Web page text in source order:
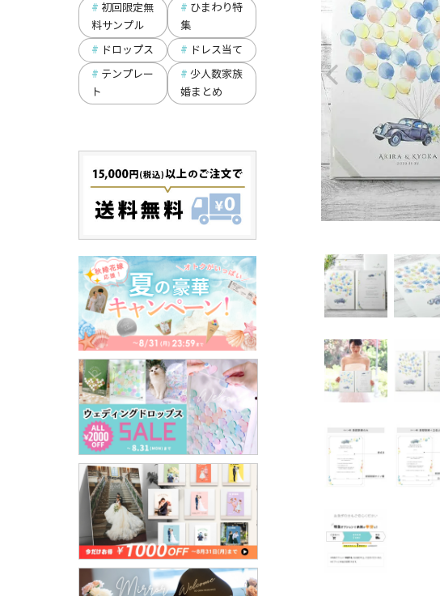
初回限定無
料サンプル
ひまわり特
集
ドロップス
ドレス当て
テンプレー
ト
少人数家族
婚まとめ